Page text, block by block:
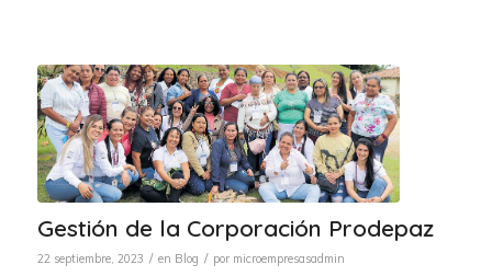
Gestión de la Corporación Prodepaz
22 septiembre, 2023 / en Blog / por microempresasadmin